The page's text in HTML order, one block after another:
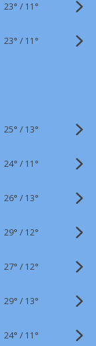
23° / 11°
23° / 11°
25° / 13°
24° / 11°
26° / 13°
29° / 12°
27° / 12°
29° / 13°
24° / 11°